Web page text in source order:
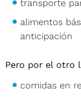
transporte
alimentos
anticipación
Pero por el otro
comidas en